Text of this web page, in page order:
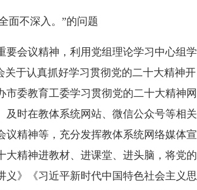
面不深入。”的问题
会议精神，利用党组理论学习中心组学
于认真抓好学习贯彻党的二十大精神开
委教育工委学习贯彻党的二十大精神网
时在教体系统网站、微信公众号等相关
精神等，充分发挥教体系统网络媒体宣
精神进教材、进课堂、进头脑，将党的
》《习近平新时代中国特色社会主义思